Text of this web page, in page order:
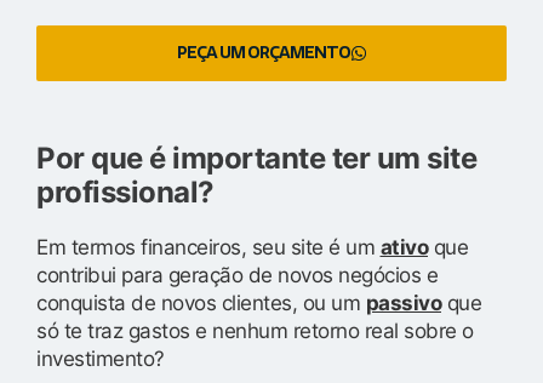
PEÇA UM ORÇAMENTO
Por que é importante ter um site
profissional?
Em termos financeiros, seu site é um ativoque
contribui para geração de novos negócios e
conquista de novos clientes, ou um passivoque
só te traz gastos e nenhum retorno real sobre o
investimento?